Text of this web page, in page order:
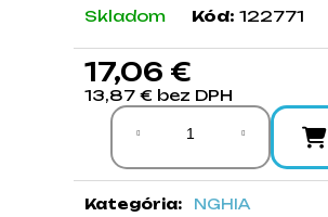
Skladom Kód: 122771
17,06 €
13,87 € bez DPH
Jednotková cena:
Kategória:
NGHIA